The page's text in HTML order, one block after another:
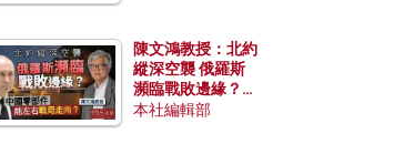
陳文鴻教授：北約
縱深空襲 俄羅斯
瀕臨戰敗邊緣？中
國零部件能左右戰
本社編輯部